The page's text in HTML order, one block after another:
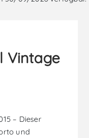
Vintage
– Dieser
und